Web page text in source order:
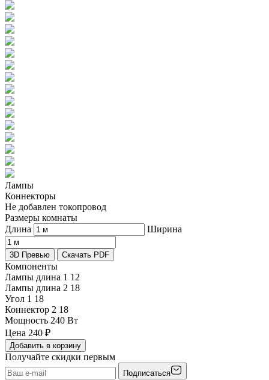
Лампы
Коннекторы
Не добавлен токопровод
Размеры комнаты
Длина
Ширина
3D Превью Скачать PDF
Компоненты
Лампы длина 1 12
Лампы длина 2 18
Угол 1 18
Коннектор 2 18
Мощность 240 Вт
Цена 240 ₽
Добавить в корзину
Получайте скидки первым
Подписаться